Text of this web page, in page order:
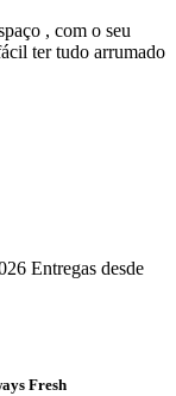
, com o seu
ter tudo arrumado
Entregas desde
Fresh